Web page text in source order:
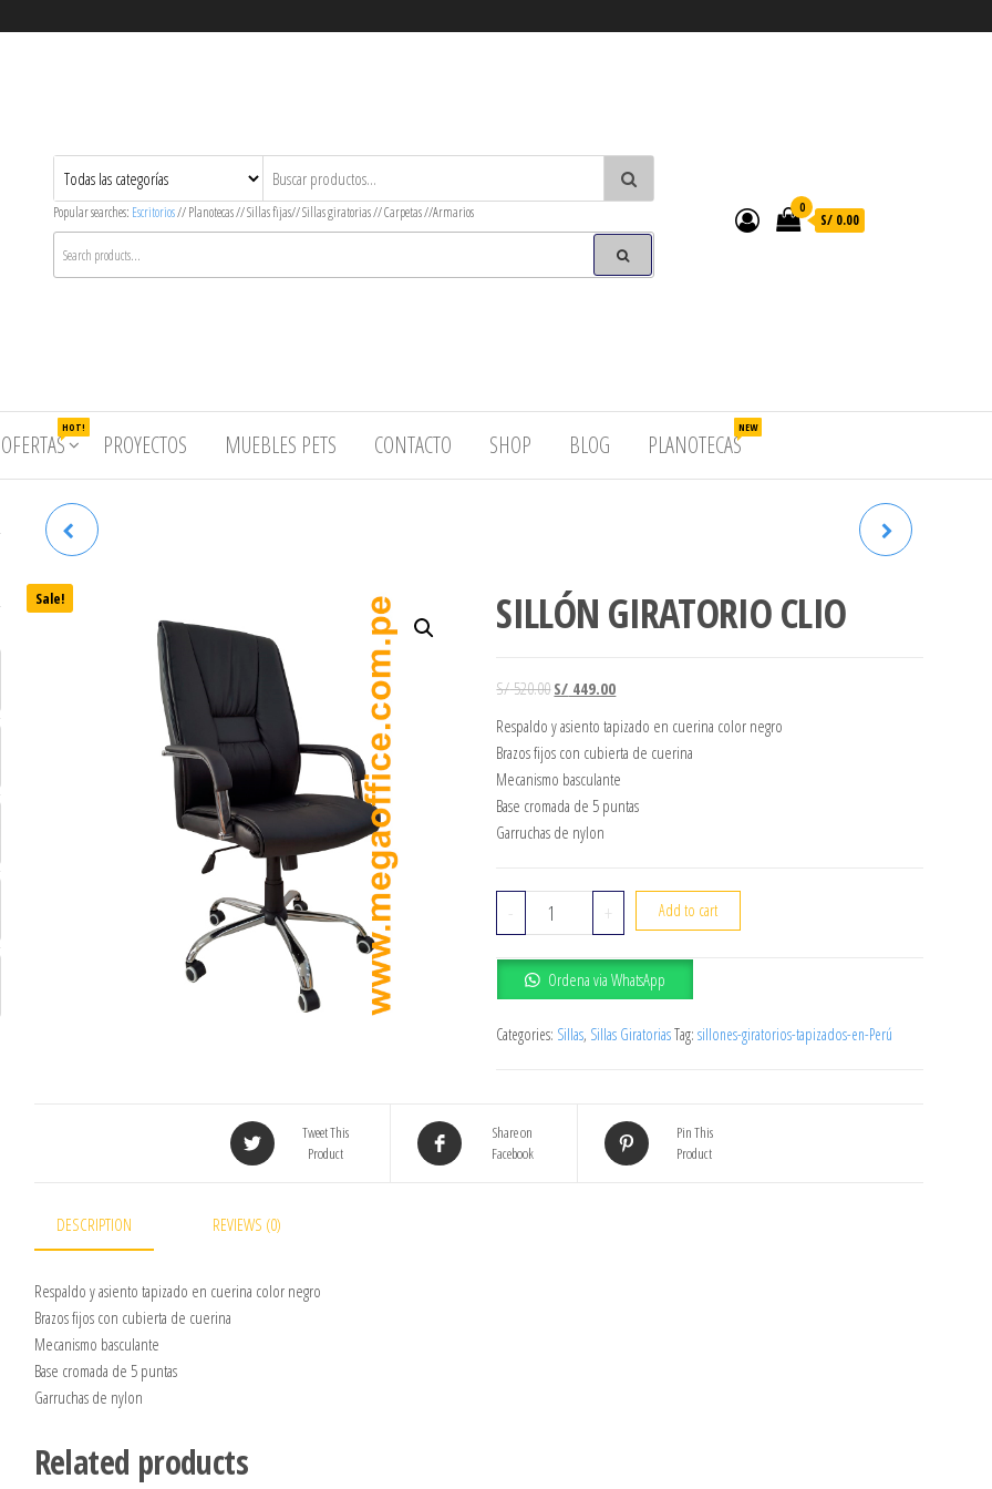
Popular searches: Escritorios// Planotecas // Sillas fijas// Sillas giratorias // Carpetas //Armarios 0
S/ 0.00
OFERTAS
HOT!
PROYECTOS MUEBLES PETS CONTACTO SHOP BLOG PLANOTECAS
NEW
SILLON GIRATORIO SIENA
Sale! SILLÓN GIRATORIO CLIO
S/520.00Original price was: S/ 520.00.
S/ 449.00Current price is: S/ 449.00.
Respaldo y asiento tapizado en cuerina color negro
Brazos fijos con cubierta de cuerina
Mecanismo basculante
Base cromada de 5 puntas
Garruchas de nylon
- SILLÓN GIRATORIO CLIO quantity
+ Add to cart
Ordena via WhatsApp
Categories: Sillas, Sillas GiratoriasTag:sillones-giratorios-tapizados-en-Perú
Tweet This
Product
Share on
Facebook
Pin This
Product
DESCRIPTION REVIEWS (0)
Respaldo y asiento tapizado en cuerina color negro
Brazos fijos con cubierta de cuerina
Mecanismo basculante
Base cromada de 5 puntas
Garruchas de nylon
Related products